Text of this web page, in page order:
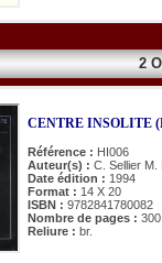
2
CENTRE INSOLITE
Référence : HI006
Auteur(s) : C. Sellier M.
Date édition : 1994
Format : 14 X 20
ISBN : 9782841780082
Nombre de pages : 300
Reliure : br.